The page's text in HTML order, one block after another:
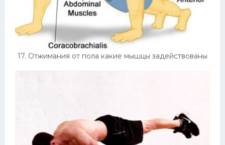
17. Отжимания от пола какие мышцы задействованы